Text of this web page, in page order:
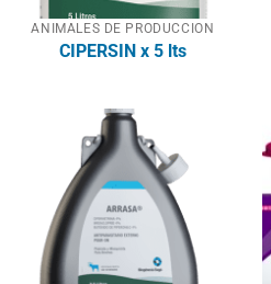
ANIMALES DE PRODUCCION
CIPERSIN x 5 lts